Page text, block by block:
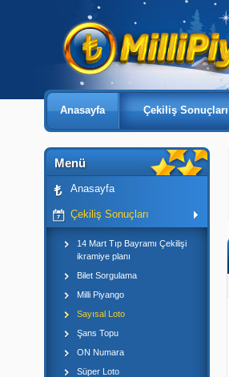
Anasayfa Çekiliş Sonuçları
Menü
Anasayfa
Çekiliş Sonuçları
14 Mart Tıp Bayramı Çekilişi
ikramiye planı
Bilet Sorgulama
Milli Piyango
Sayısal Loto
Şans Topu
ON Numara
Süper Loto